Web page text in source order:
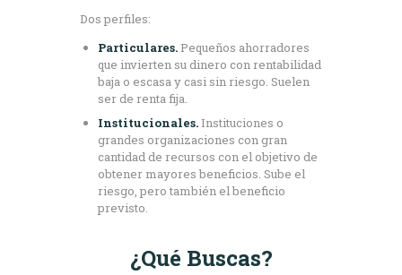
Dos perfiles:
Particulares.Pequeños ahorradores
que invierten su dinero con rentabilidad
baja o escasa y casi sin riesgo. Suelen
ser de renta fija.
Institucionales.Instituciones o
grandes organizaciones con gran
cantidad de recursos con el objetivo de
obtener mayores beneficios. Sube el
riesgo, pero también el beneficio
previsto.
¿Qué Buscas?